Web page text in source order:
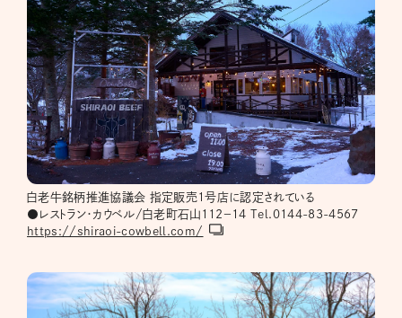
白老牛銘柄推進協議会 指定販売1号店に認定されている
●レストラン・カウベル/白老町石山112−14 Tel.0144-83-4567
https://shiraoi-cowbell.com/